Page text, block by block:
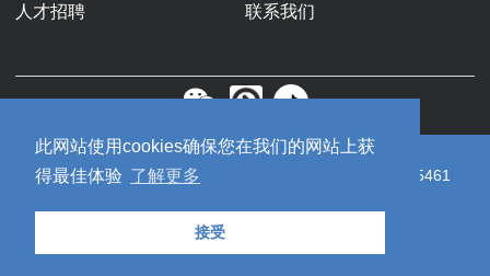
此网站使用cookies确保您在我们的网站上获
得最佳体验 了解更多
接受
人才招聘
联系我们
Copyright © 2019牧野机床（中国）有限公司
苏ICP备19055461